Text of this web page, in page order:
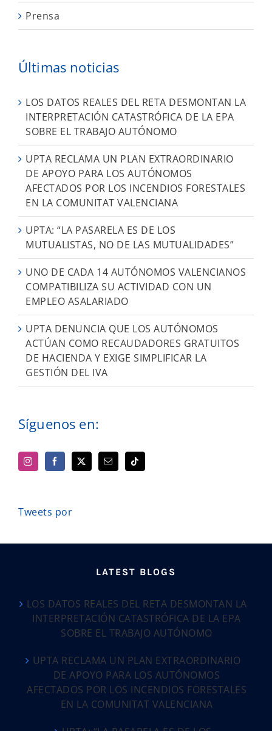
Prensa
Últimas noticias
LOS DATOS REALES DEL RETA DESMONTAN LA
INTERPRETACIÓN CATASTRÓFICA DE LA EPA
SOBRE EL TRABAJO AUTÓNOMO
UPTA RECLAMA UN PLAN EXTRAORDINARIO
DE APOYO PARA LOS AUTÓNOMOS
AFECTADOS POR LOS INCENDIOS FORESTALES
EN LA COMUNITAT VALENCIANA
UPTA: “LA PASARELA ES DE LOS
MUTUALISTAS, NO DE LAS MUTUALIDADES”
UNO DE CADA 14 AUTÓNOMOS VALENCIANOS
COMPATIBILIZA SU ACTIVIDAD CON UN
EMPLEO ASALARIADO
UPTA DENUNCIA QUE LOS AUTÓNOMOS
ACTÚAN COMO RECAUDADORES GRATUITOS
DE HACIENDA Y EXIGE SIMPLIFICAR LA
GESTIÓN DEL IVA
Síguenos en:
Tweets por
LATEST BLOGS
LOS DATOS REALES DEL RETA DESMONTAN LA
INTERPRETACIÓN CATASTRÓFICA DE LA EPA
SOBRE EL TRABAJO AUTÓNOMO
UPTA RECLAMA UN PLAN EXTRAORDINARIO
DE APOYO PARA LOS AUTÓNOMOS
AFECTADOS POR LOS INCENDIOS FORESTALES
EN LA COMUNITAT VALENCIANA